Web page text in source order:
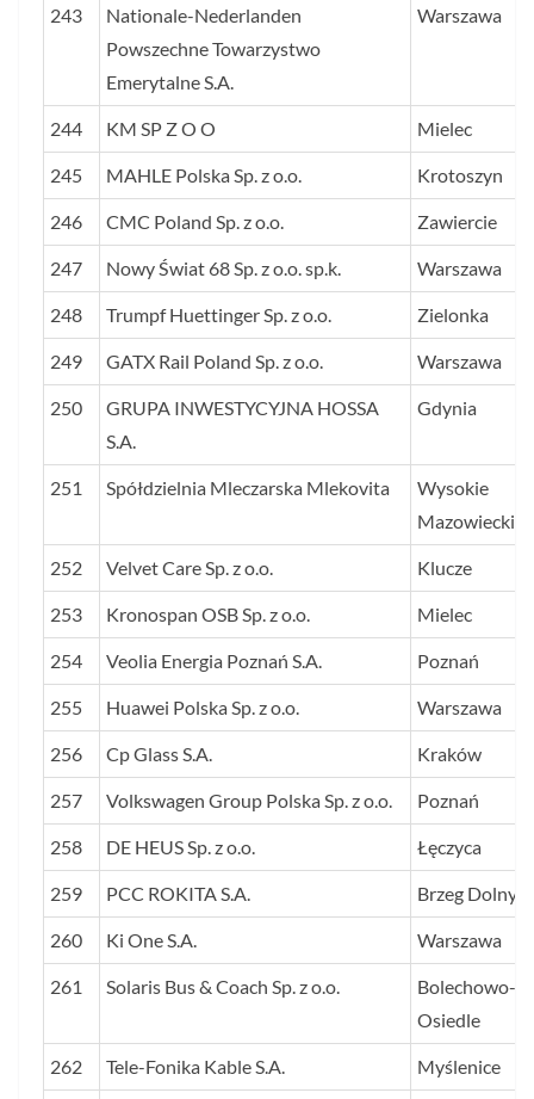
243
Nationale-Nederlanden
Powszechne Towarzystwo
Emerytalne S.A.
Warszawa
244 KM SP Z O O Mielec
245 MAHLE Polska Sp. z o.o. Krotoszyn
246 CMC Poland Sp. z o.o. Zawiercie
247 Nowy Świat 68 Sp. z o.o. sp.k. Warszawa
248 Trumpf Huettinger Sp. z o.o. Zielonka
249 GATX Rail Poland Sp. z o.o. Warszawa
250
GRUPA INWESTYCYJNA HOSSA
S.A.
Gdynia
251 Spółdzielnia Mleczarska Mlekovita
Wysokie
Mazowieckie
252 Velvet Care Sp. z o.o. Klucze
253 Kronospan OSB Sp. z o.o. Mielec
254 Veolia Energia Poznań S.A. Poznań
255 Huawei Polska Sp. z o.o. Warszawa
256 Cp Glass S.A. Kraków
257 Volkswagen Group Polska Sp. z o.o. Poznań
258 DE HEUS Sp. z o.o. Łęczyca
259 PCC ROKITA S.A. Brzeg Dolny
260 Ki One S.A. Warszawa
261 Solaris Bus & Coach Sp. z o.o.
Bolechowo-
Osiedle
262 Tele-Fonika Kable S.A. Myślenice